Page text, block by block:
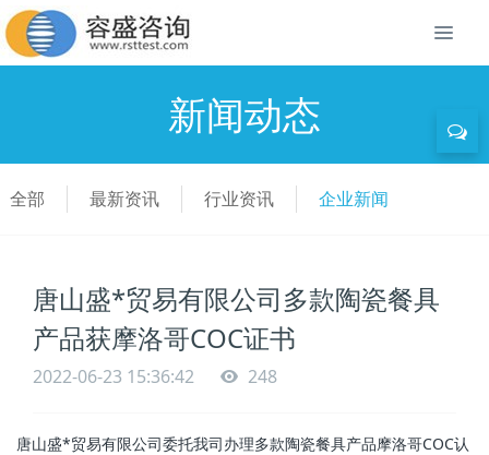
新闻动态
全部 最新资讯 行业资讯 企业新闻
唐山盛*贸易有限公司多款陶瓷餐具
产品获摩洛哥COC证书
2022-06-23 15:36:42 248
唐山盛*贸易有限公司委托我司办理多款陶瓷餐具产品摩洛哥COC认